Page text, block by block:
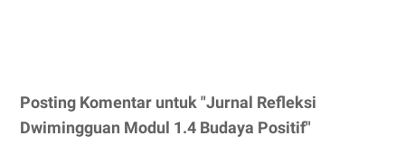
Posting Komentar untuk "Jurnal Refleksi
Dwimingguan Modul 1.4 Budaya Positif"